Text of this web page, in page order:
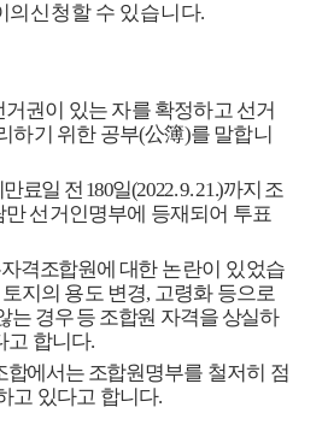
의신청할 수 있습니다.
거권이 있는 자를 확정하고 선거
하기 위한 공부(公簿)를 말합니
료일 전 180일(2022. 9. 21.)까지 조
만 선거인명부에 등재되어 투표
격조합원에 대한 논란이 있었습
토지의 용도 변경, 고령화 등으로
는 경우 등 조합원 자격을 상실하
고 합니다.
합에서는 조합원명부를 철저히 점
고 있다고 합니다.